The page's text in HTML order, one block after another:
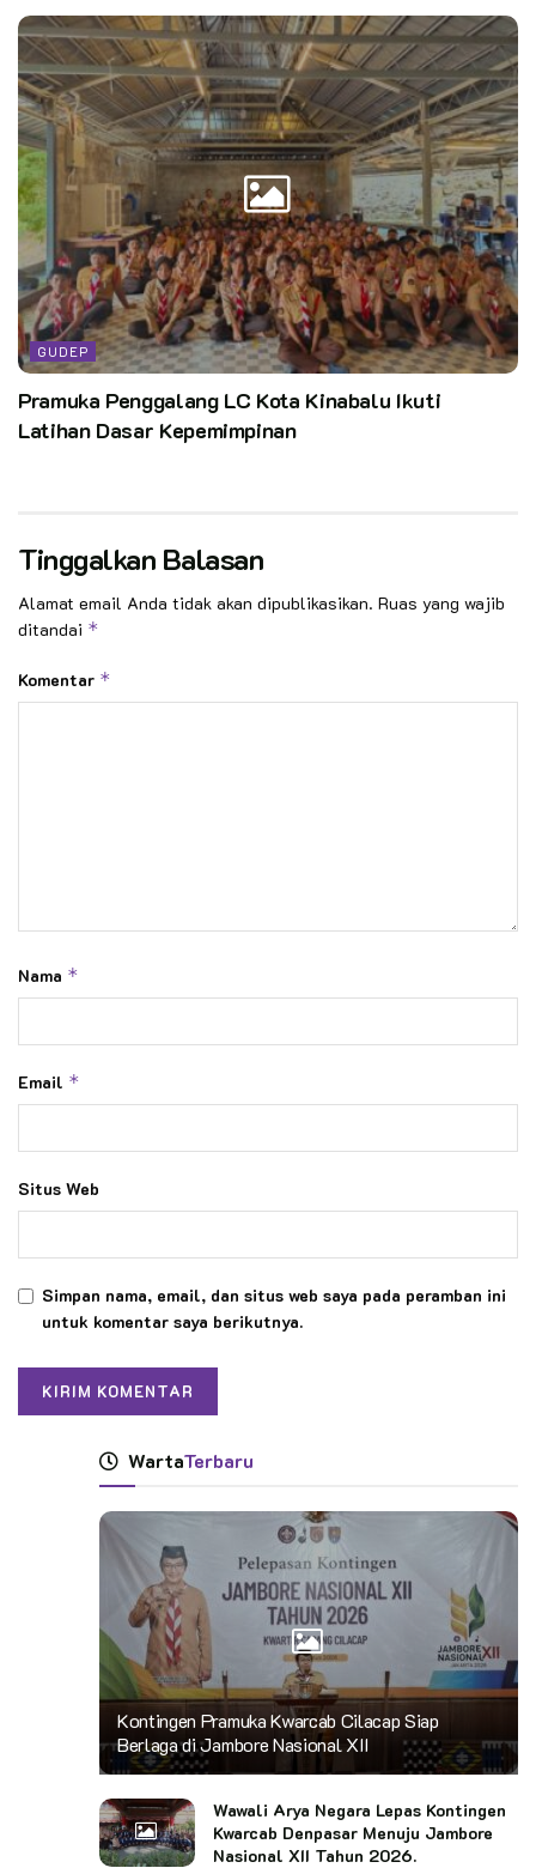
GUDEP
Pramuka Penggalang LC Kota Kinabalu Ikuti
Latihan Dasar Kepemimpinan
Tinggalkan Balasan
Alamat email Anda tidak akan dipublikasikan. Ruas yang wajib
ditandai *
Komentar *
Nama *
Email *
Situs Web
Simpan nama, email, dan situs web saya pada peramban ini
untuk komentar saya berikutnya.
WartaTerbaru
Kontingen Pramuka Kwarcab Cilacap Siap
Berlaga di Jambore Nasional XII
Wawali Arya Negara Lepas Kontingen
Kwarcab Denpasar Menuju Jambore
Nasional XII Tahun 2026.